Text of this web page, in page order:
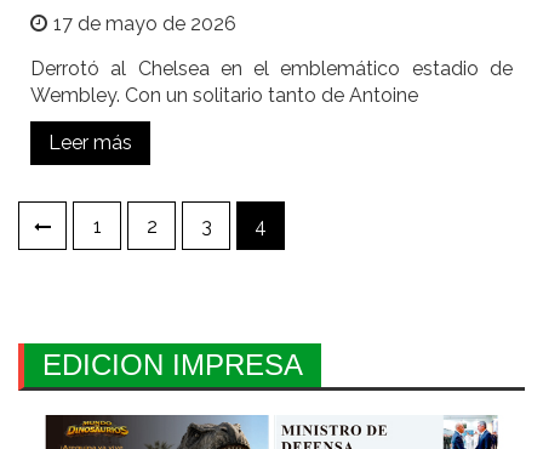
17 de mayo de 2026
Derrotó al Chelsea en el emblemático estadio de
Wembley. Con un solitario tanto de Antoine
Leer más
Paginación
de
1 2 3 4
EDICION IMPRESA